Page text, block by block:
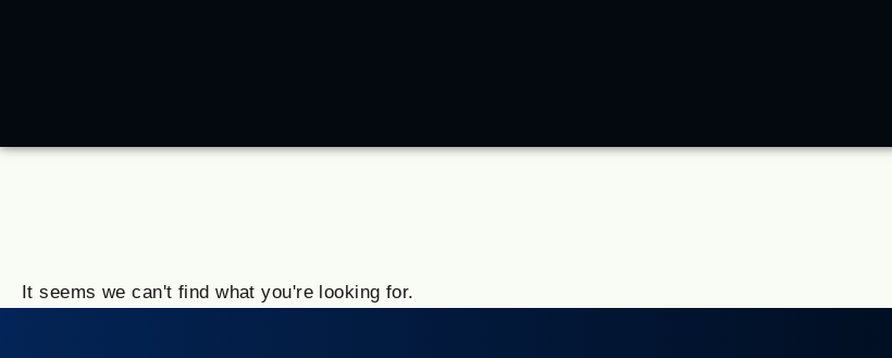
It seems we can't find what you're looking for.